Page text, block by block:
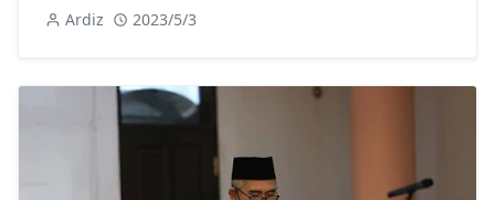
Ardiz 2023/5/3